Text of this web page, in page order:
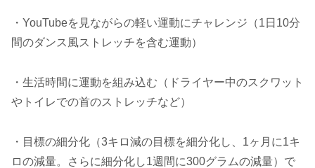
・YouTubeを見ながらの軽い運動にチャレンジ（1日10分
間のダンス風ストレッチを含む運動）
・生活時間に運動を組み込む（ドライヤー中のスクワット
やトイレでの首のストレッチなど）
・目標の細分化（3キロ減の目標を細分化し、1ヶ月に1キ
ロの減量。さらに細分化し1週間に300グラムの減量）で